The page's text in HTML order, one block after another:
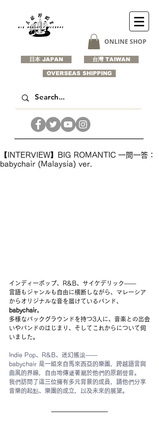
日本 JAPAN
ONLINE SHOP
台灣 TAIWAN
OVERSEAS SHIPPING
【INTERVIEW】BIG ROMANTIC 一問一答：
babychair (Malaysia) ver.
インディーポップ、R&B、サイケデリック——
言語もジャンルも自由に横断しながら、マレーシア
からオリジナルな音を届けているバンド、
babychair。
多様なバックグラウンドを持つ3人に、音楽との出会
いやバンドのはじまり、そしてこれからについて伺
いました。
Indie Pop、R&B、迷幻搖滾——
babychair 是一組來自馬來西亞的樂團，跨越語言與
曲風的界線，自由地傳遞著屬於他們的原創聲音。
我們訪問了這三位擁有多元背景的成員，請他們分享
音樂的起點、樂團的成立，以及未來的展望。